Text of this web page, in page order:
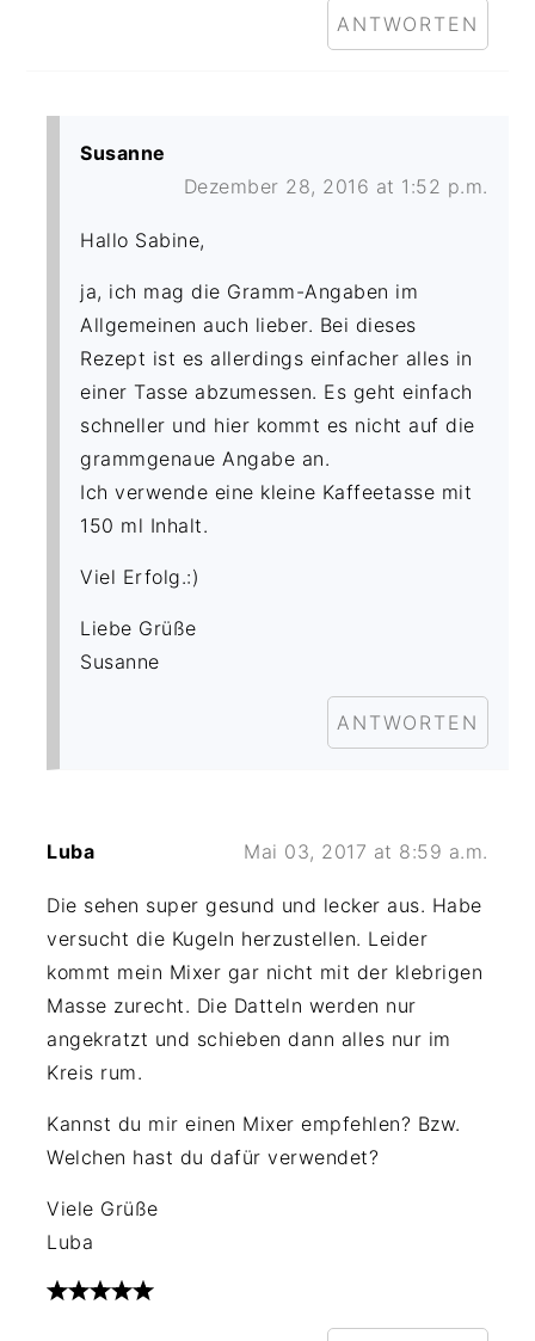
ANTWORTEN
Susanne
Dezember 28, 2016 at 1:52 p.m.
Hallo Sabine,
ja, ich mag die Gramm-Angaben im
Allgemeinen auch lieber. Bei dieses
Rezept ist es allerdings einfacher alles in
einer Tasse abzumessen. Es geht einfach
schneller und hier kommt es nicht auf die
grammgenaue Angabe an.
Ich verwende eine kleine Kaffeetasse mit
150 ml Inhalt.
Viel Erfolg.:)
Liebe Grüße
Susanne
ANTWORTEN
Luba Mai 03, 2017 at 8:59 a.m.
Die sehen super gesund und lecker aus. Habe
versucht die Kugeln herzustellen. Leider
kommt mein Mixer gar nicht mit der klebrigen
Masse zurecht. Die Datteln werden nur
angekratzt und schieben dann alles nur im
Kreis rum.
Kannst du mir einen Mixer empfehlen? Bzw.
Welchen hast du dafür verwendet?
Viele Grüße
Luba